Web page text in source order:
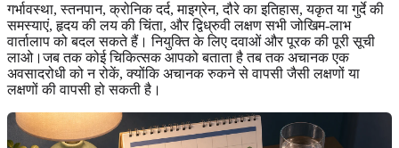
गर्भावस्था, स्तनपान, क्रोनिक दर्द, माइग्रेन, दौरे का इतिहास, यकृत या गुर्दे की
समस्याएं, हृदय की लय की चिंता, और द्विध्रुवी लक्षण सभी जोखिम-लाभ
वार्तालाप को बदल सकते हैं। नियुक्ति के लिए दवाओं और पूरक की पूरी सूची
लाओ।जब तक कोई चिकित्सक आपको बताता है तब तक अचानक एक
अवसादरोधी को न रोकें, क्योंकि अचानक रुकने से वापसी जैसी लक्षणों या
लक्षणों की वापसी हो सकती है।